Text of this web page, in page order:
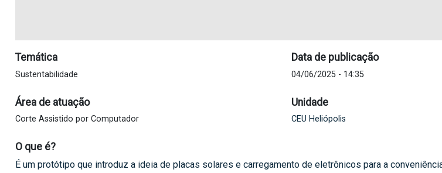
Temática
Sustentabilidade
Área de atuação
Corte Assistido por Computador
Data de publicação
04/06/2025 - 14:35
Unidade
CEU Heliópolis
O que é?
É um protótipo que introduz a ideia de placas solares e carregamento de eletrônicos para a